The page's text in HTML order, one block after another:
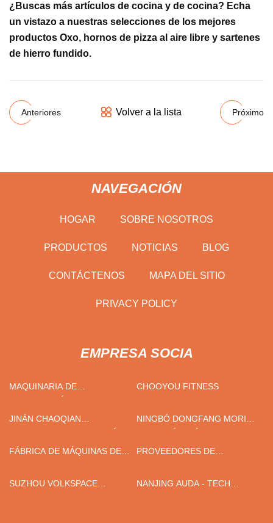
¿Buscas más artículos de cocina y de cocina? Echa
un vistazo a nuestras selecciones de los mejores
productos Oxo, hornos de pizza al aire libre y sartenes
de hierro fundido.
Anteriores Volver a la lista Próximo
NAVEGACIÓN
HOGAR SOBRE NOSOTROS
PRODUCTOS NOTICIAS BLOG
CONTÁCTENOS MAPA DEL SITIO
PRIVACY POLICY
EMPRESA SOCIA
MAQUINARIA DE
(GUANGZHOU) CO., LTD
CHOOYOU FITNESS
JINÁN CHAOQIAN
CO., LTD
NINGBÓ DONGFANG MORIR -
HERRAMIENTA CO., LTD.
FÁBRICA DE MÁQUINAS DE
CHINA
PROVEEDORES DE
SUZHOU VOLKSPACE
NANJING AUDA - TECH